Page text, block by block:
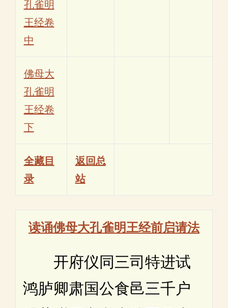
孔雀明
王经卷
中
佛母大
孔雀明
王经卷
下
全藏目
录
返回总
站
读诵佛母大孔雀明王经前启请法
开府仪同三司特进试
鸿胪卿肃国公食邑三千户